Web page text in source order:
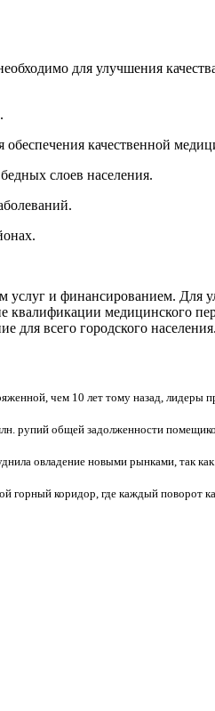
для улучшения
качественной
слоев населения.
услуг и финансированием. Для
медицинского
для всего городского населения.
чем 10 лет тому назад, лидеры
рупий общей задолженности
овладение новыми рынками, так
горный коридор, где каждый поворот